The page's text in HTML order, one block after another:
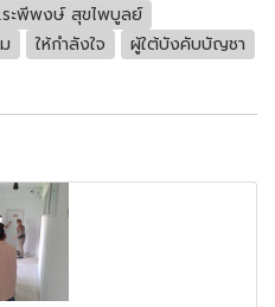
ะพีพงษ์ สุขไพบูลย์
ให้กำลังใจ ผู้ใต้บังคับบัญชา